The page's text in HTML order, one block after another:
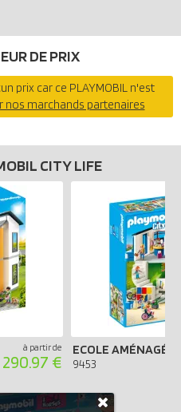
DE PRIX
prix car ce PLAYMOBIL n'est
nos marchands partenaires
CITY LIFE
à partir de
290.97 €
ECOLE AMÉNAGÉE
9453